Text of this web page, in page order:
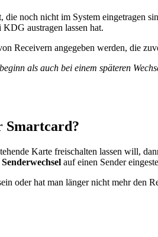
noch nicht im System eingetragen
austragen lassen hat.
Receivern angegeben werden, die
als auch bei einem späteren
Smartcard?
Karte freischalten lassen will,
auf einen Sender
oder hat man länger nicht mehr den